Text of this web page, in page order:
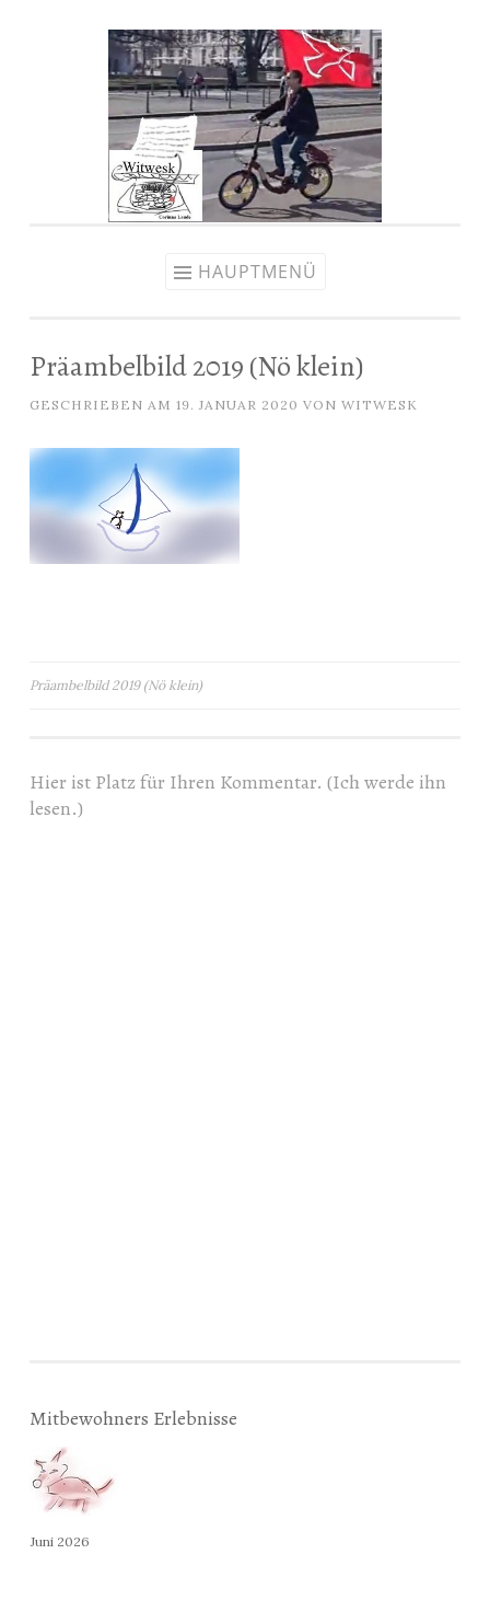
HAUPTMENÜ
Präambelbild 2019 (Nö klein)
GESCHRIEBEN AM 19. JANUAR 2020 VON WITWESK
Beitragsnavigation
Präambelbild 2019 (Nö klein)
Hier ist Platz für Ihren Kommentar. (Ich werde ihn
lesen.)
Mitbewohners Erlebnisse
Juni 2026